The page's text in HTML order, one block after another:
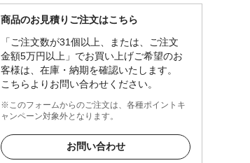
商品のお見積りご注文はこちら
「ご注文数が31個以上、または、ご注文
金額5万円以上」でお買い上げご希望のお
客様は、在庫・納期を確認いたします。
こちらよりお問い合わせください。
※このフォームからのご注文は、各種ポイントキ
ャンペーン対象外となります。
お問い合わせ